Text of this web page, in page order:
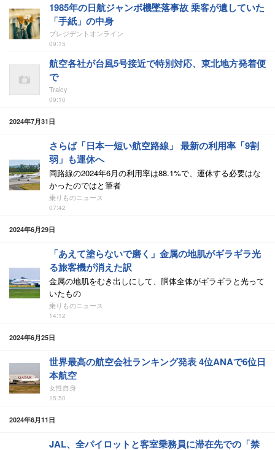
1985年の日航ジャンボ機墜落事故 乗客が遺していた
「手紙」の中身
プレジデントオンライン
09:15
航空各社が台風5号接近で特別対応、東北地方発着便
で
Traicy
09:10
2024年7月31日
さらば「日本一短い航空路線」 最新の利用率「9割
弱」も運休へ
同路線の2024年6月の利用率は88.1%で、運休する必要はな
かったのではと筆者
乗りものニュース
07:42
2024年6月29日
「あえて塗らないで磨く」金属の地肌がギラギラ光
る旅客機が消えた訳
金属の地肌をむき出しにして、胴体全体がギラギラと光って
いたもの
乗りものニュース
14:12
2024年6月25日
世界最高の航空会社ランキング発表 4位ANAで6位日
本航空
女性自身
15:50
2024年6月11日
JAL、全パイロットと客室乗務員に滞在先での「禁